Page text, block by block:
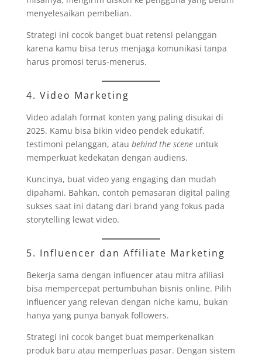
menyelesaikan pembelian.
Strategi ini cocok banget buat retensi pelanggan
karena kamu bisa terus menjaga komunikasi tanpa
harus promosi terus-menerus.
4. Video Marketing
Video adalah format konten yang paling disukai di
2025. Kamu bisa bikin video pendek edukatif,
testimoni pelanggan, atau behind the sceneuntuk
memperkuat kedekatan dengan audiens.
Kuncinya, buat video yang engaging dan mudah
dipahami. Bahkan, contoh pemasaran digital paling
sukses saat ini datang dari brand yang fokus pada
storytelling lewat video.
5. Influencer dan Affiliate Marketing
Bekerja sama dengan influencer atau mitra afiliasi
bisa mempercepat pertumbuhan bisnis online. Pilih
influencer yang relevan dengan niche kamu, bukan
hanya yang punya banyak followers.
Strategi ini cocok banget buat memperkenalkan
produk baru atau memperluas pasar. Dengan sistem